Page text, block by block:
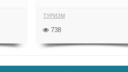
ТУРИЗМ
738